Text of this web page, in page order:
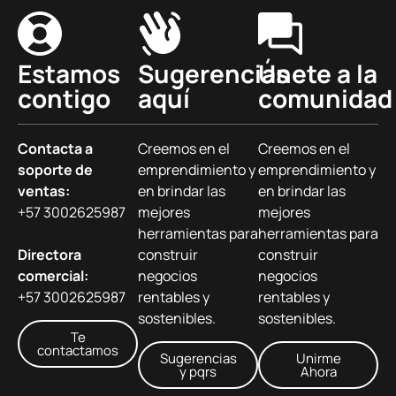
Estamos
contigo
Contacta a
soporte de
ventas:
+57 3002625987
Directora
comercial:
+57 3002625987
Te
contactamos
Sugerencias
aquí
Creemos en el
emprendimiento y
en brindar las
mejores
herramientas para
construir
negocios
rentables y
sostenibles.
Sugerencias
y pqrs
Únete a la
comunidad
Creemos en el
emprendimiento y
en brindar las
mejores
herramientas para
construir
negocios
rentables y
sostenibles.
Unirme
Ahora